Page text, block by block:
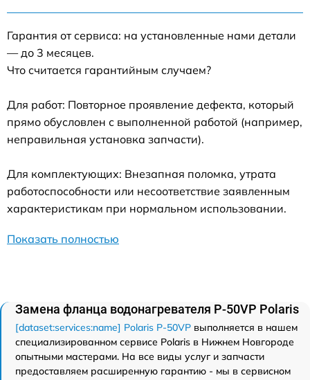
Гарантия от сервиса: на установленные нами детали
— до 3 месяцев.
Что считается гарантийным случаем?
Для работ: Повторное проявление дефекта, который
прямо обусловлен с выполненной работой (например,
неправильная установка запчасти).
Для комплектующих: Внезапная поломка, утрата
работоспособности или несоответствие заявленным
характеристикам при нормальном использовании.
Показать полностью
Замена фланца водонагревателя P-50VP Polaris
[dataset:services:name] Polaris P-50VP выполняется в нашем
специализированном сервисе Polaris в Нижнем Новгороде
опытными мастерами. На все виды услуг и запчасти
предоставляем расширенную гарантию - мы в сервисном